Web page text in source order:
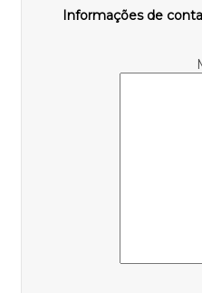
Informações de